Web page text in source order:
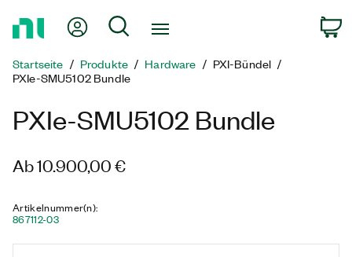
zur
Mein KontoSuche
Startseite Produkte Hardware
PXI-Bündel
PXIe-SMU5102 Bundle
PXIe-SMU5102 Bundle
Ab 10.900,00 €
Artikelnummer(n):
867112-03